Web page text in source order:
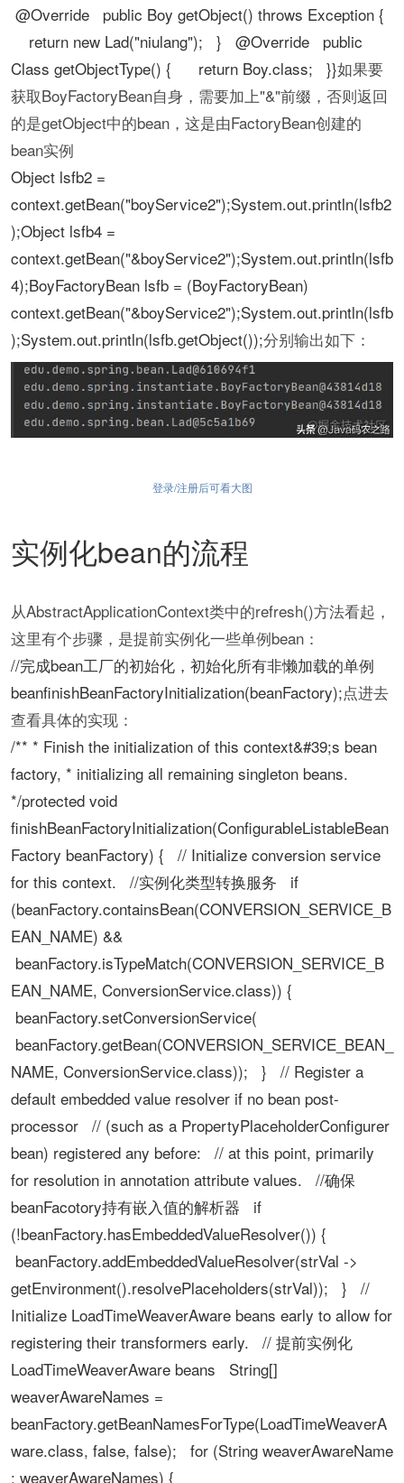
@Override public Boy getObject() throws Exception {
return new Lad("niulang"); } @Override public
Class getObjectType() { return Boy.class; }}如果要
获取BoyFactoryBean自身，需要加上"&"前缀，否则返回
的是getObject中的bean，这是由FactoryBean创建的
bean实例
Object lsfb2 =
context.getBean("boyService2");System.out.println(lsfb2
);Object lsfb4 =
context.getBean("&boyService2");System.out.println(lsfb
4);BoyFactoryBean lsfb = (BoyFactoryBean)
context.getBean("&boyService2");System.out.println(lsfb
);System.out.println(lsfb.getObject());分别输出如下：
登录/注册后可看大图
实例化bean的流程
从AbstractApplicationContext类中的refresh()方法看起，
这里有个步骤，是提前实例化一些单例bean：
//完成bean工厂的初始化，初始化所有非懒加载的单例
beanfinishBeanFactoryInitialization(beanFactory);点进去
查看具体的实现：
/** * Finish the initialization of this context&#39;s bean
factory, * initializing all remaining singleton beans.
*/protected void
finishBeanFactoryInitialization(ConfigurableListableBean
Factory beanFactory) { // Initialize conversion service
for this context. //实例化类型转换服务 if
(beanFactory.containsBean(CONVERSION_SERVICE_B
EAN_NAME) &&
beanFactory.isTypeMatch(CONVERSION_SERVICE_B
EAN_NAME, ConversionService.class)) {
beanFactory.setConversionService(
beanFactory.getBean(CONVERSION_SERVICE_BEAN_
NAME, ConversionService.class)); } // Register a
default embedded value resolver if no bean post-
processor // (such as a PropertyPlaceholderConfigurer
bean) registered any before: // at this point, primarily
for resolution in annotation attribute values. //确保
beanFacotory持有嵌入值的解析器 if
(!beanFactory.hasEmbeddedValueResolver()) {
beanFactory.addEmbeddedValueResolver(strVal ->
getEnvironment().resolvePlaceholders(strVal)); } //
Initialize LoadTimeWeaverAware beans early to allow for
registering their transformers early. // 提前实例化
LoadTimeWeaverAware beans String[]
weaverAwareNames =
beanFactory.getBeanNamesForType(LoadTimeWeaverA
ware.class, false, false); for (String weaverAwareName
: weaverAwareNames) {